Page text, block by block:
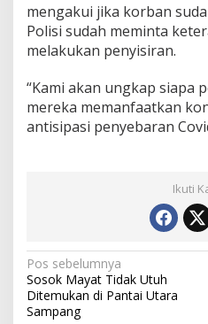
mengakui jika korban
Polisi sudah meminta
melakukan penyisiran.
“Kami akan ungkap siapa
mereka memanfaatkan
antisipasi penyebaran
Ikuti
Navigasi
pos
Pos sebelumnya
Sosok Mayat Tidak Utuh
Ditemukan di Pantai Utara
Sampang